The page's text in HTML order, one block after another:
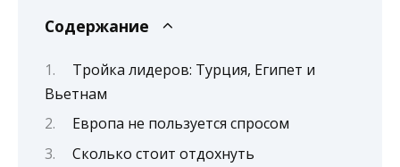
Содержание
Тройка лидеров: Турция, Египет и
Вьетнам
Европа не пользуется спросом
Сколько стоит отдохнуть